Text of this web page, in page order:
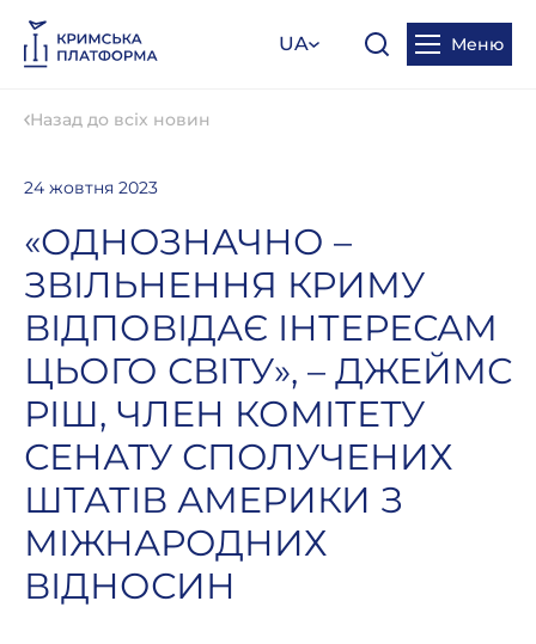
UA Меню
Назад до всіх новин
24 жовтня 2023
«ОДНОЗНАЧНО –
ЗВІЛЬНЕННЯ КРИМУ
ВІДПОВІДАЄ ІНТЕРЕСАМ
ЦЬОГО СВІТУ», – ДЖЕЙМС
РІШ, ЧЛЕН КОМІТЕТУ
СЕНАТУ СПОЛУЧЕНИХ
ШТАТІВ АМЕРИКИ З
МІЖНАРОДНИХ
ВІДНОСИН